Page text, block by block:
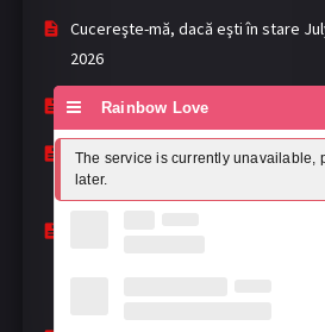
Cucereşte-mă, dacă eşti în stare
2026
Khemjira - MantraMay 2, 2026
My romance scammer: fără
dar cu surprize
Rainbow Love
The service is currently unavailable,
later.